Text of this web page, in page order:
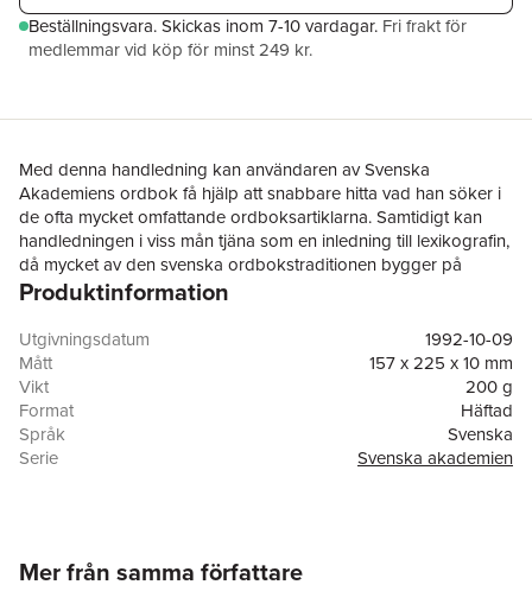
Beställningsvara.Skickas inom 7-10 vardagar. Fri frakt för
medlemmar vid köp för minst 249 kr.
Med denna handledning kan användaren av Svenska
Akademiens ordbok få hjälp att snabbare hitta vad han söker i
de ofta mycket omfattande ordboksartiklarna. Samtidigt kan
handledningen i viss mån tjäna som en inledning till lexikografin,
då mycket av den svenska ordbokstraditionen bygger på
Svenska Akademiens ordbok.
Produktinformation
Utgivningsdatum
1992-10-09
Mått
157 x 225 x 10 mm
Vikt
200 g
Format
Häftad
Språk
Svenska
Serie
Svenska akademien
Mer från samma författare